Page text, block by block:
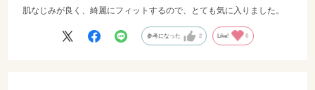
肌なじみが良く、綺麗にフィットするので、とても気に入りました。
参考になった 2 Like! 0